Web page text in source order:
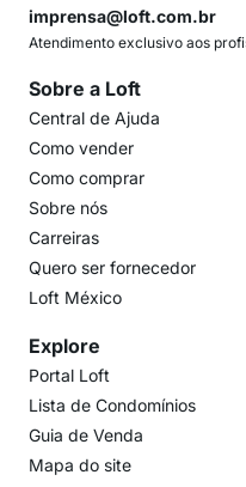
imprensa@loft.com.br
Atendimento exclusivo aos
Sobre a Loft
Central de Ajuda
Como vender
Como comprar
Sobre nós
Carreiras
Quero ser fornecedor
Loft México
Explore
Portal Loft
Lista de Condomínios
Guia de Venda
Mapa do site